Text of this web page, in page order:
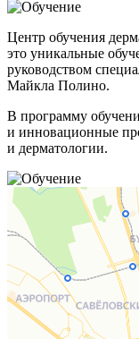
Центр обучения
это уникальные
руководством
Майкла Полино.
В программу
и инновационные
и дерматологии.